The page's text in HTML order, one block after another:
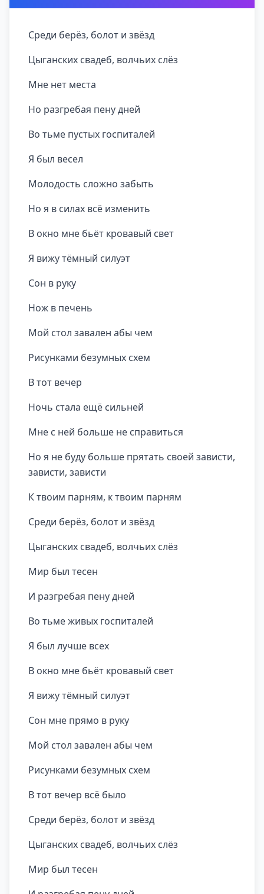
Среди берёз, болот и звёзд
Цыганских свадеб, волчьих слёз
Мне нет места
Но разгребая пену дней
Во тьме пустых госпиталей
Я был весел
Молодость сложно забыть
Но я в силах всё изменить
В окно мне бьёт кровавый свет
Я вижу тёмный силуэт
Сон в руку
Нож в печень
Мой стол завален абы чем
Рисунками безумных схем
В тот вечер
Ночь стала ещё сильней
Мне с ней больше не справиться
Но я не буду больше прятать своей зависти,
зависти, зависти
К твоим парням, к твоим парням
Среди берёз, болот и звёзд
Цыганских свадеб, волчьих слёз
Мир был тесен
И разгребая пену дней
Во тьме живых госпиталей
Я был лучше всех
В окно мне бьёт кровавый свет
Я вижу тёмный силуэт
Сон мне прямо в руку
Мой стол завален абы чем
Рисунками безумных схем
В тот вечер всё было
Среди берёз, болот и звёзд
Цыганских свадеб, волчьих слёз
Мир был тесен